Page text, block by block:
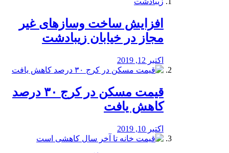
افزایش ساخت وسازهای غیر
مجاز در خیابان زیبادشت
اکتبر 12, 2019
️قیمت مسکن در کرج ۳۰ درصد
کاهش یافت
اکتبر 10, 2019